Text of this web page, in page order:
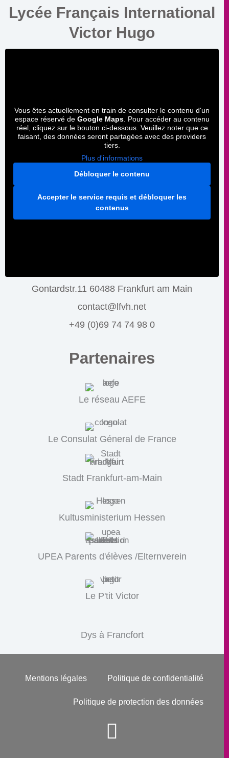
Lycée Français International
Victor Hugo
Vous êtes actuellement en train de consulter le contenu d'un
espace réservé de Google Maps. Pour accéder au contenu
réel, cliquez sur le bouton ci-dessous. Veuillez noter que ce
faisant, des données seront partagées avec des providers
tiers.
Plus d'informations
Débloquer le contenu
Accepter le service requis et débloquer les
contenus
Gontardstr.11 60488 Frankfurt am Main
contact@lfvh.net
+49 (0)69 74 74 98 0
Partenaires
Le réseau AEFE
Le Consulat Géneral de France
Stadt Frankfurt-am-Main
Kultusministerium Hessen
UPEA Parents d'élèves /Elternverein
Le P'tit Victor
Dys à Francfort
Mentions légales Politique de confidentialité
Politique de protection des données